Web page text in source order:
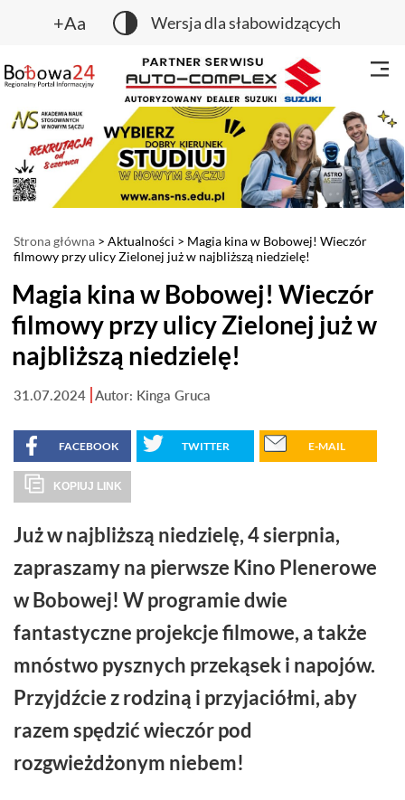
+Aa Wersja dla słabowidzących
Strona główna > Aktualności > Magia kina w Bobowej! Wieczór
filmowy przy ulicy Zielonej już w najbliższą niedzielę!
Magia kina w Bobowej! Wieczór
filmowy przy ulicy Zielonej już w
najbliższą niedzielę!
31.07.2024 Autor: Kinga Gruca
FACEBOOK TWITTER E-MAIL
KOPIUJ LINK
Już w najbliższą niedzielę, 4 sierpnia,
zapraszamy na pierwsze Kino Plenerowe
w Bobowej! W programie dwie
fantastyczne projekcje filmowe, a także
mnóstwo pysznych przekąsek i napojów.
Przyjdźcie z rodziną i przyjaciółmi, aby
razem spędzić wieczór pod
rozgwieżdżonym niebem!